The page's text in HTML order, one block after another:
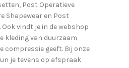
Post Operatieve
Shapewear en Post
vindt je in de webshop
kleding van duurzaam
compressie geeft. Bij onze
je tevens op afspraak